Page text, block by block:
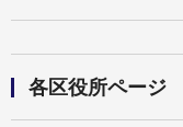
各区役所ページ